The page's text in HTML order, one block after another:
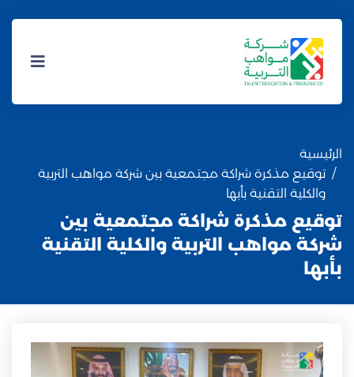
الرئيسية
توقيع مذكرة شراكة مجتمعية بين شركة مواهب التربية
والكلية التقنية بأبها
توقيع مذكرة شراكة مجتمعية بين
شركة مواهب التربية والكلية التقنية
بأبها